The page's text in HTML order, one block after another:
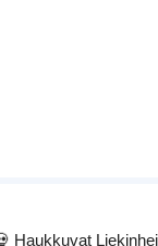
Haukkuvat